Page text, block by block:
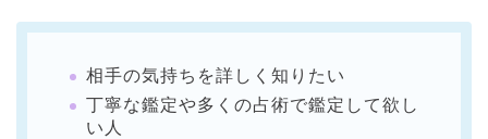
相手の気持ちを詳しく知りたい
丁寧な鑑定や多くの占術で鑑定して欲し
い人